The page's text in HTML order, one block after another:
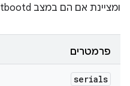
ומציינת אם הם במצב fastbootd או לא.
פרמטרים
serials